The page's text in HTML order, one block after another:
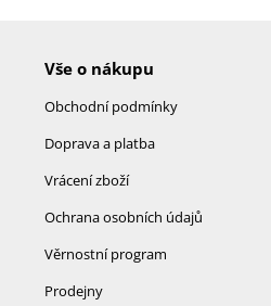
Vše o nákupu
Obchodní podmínky
Doprava a platba
Vrácení zboží
Ochrana osobních údajů
Věrnostní program
Prodejny